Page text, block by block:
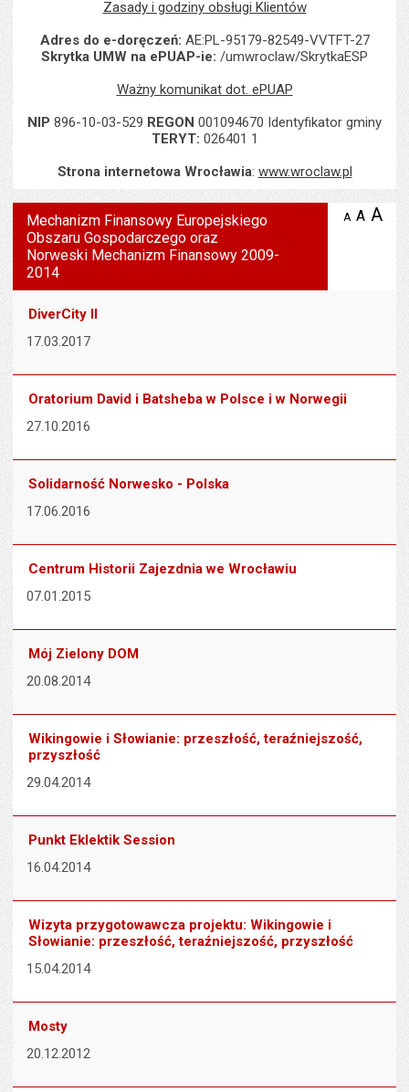
Zasady i godziny obsługi Klientów
Adres do e-doręczeń: AE:PL-95179-82549-VVTFT-27
Skrytka UMW na ePUAP-ie: /umwroclaw/SkrytkaESP
Ważny komunikat dot. ePUAP
NIP 896-10-03-529 REGON 001094670 Identyfikator gminy
TERYT: 026401 1
Strona internetowa Wrocławia: www.wroclaw.pl
Wyświetlono artykuł "Mechanizm Finansowy Europejskiego
Mechanizm Finansowy Europejskiego
Obszaru Gospodarczego oraz
Norweski Mechanizm Finansowy 2009-
2014
A zmniejsz
A A
DiverCity II
17.03.2017
Oratorium David i Batsheba w Polsce i w Norwegii
27.10.2016
Solidarność Norwesko - Polska
17.06.2016
Centrum Historii Zajezdnia we Wrocławiu
07.01.2015
Mój Zielony DOM
20.08.2014
Wikingowie i Słowianie: przeszłość, teraźniejszość,
przyszłość
29.04.2014
Punkt Eklektik Session
16.04.2014
Wizyta przygotowawcza projektu: Wikingowie i
Słowianie: przeszłość, teraźniejszość, przyszłość
15.04.2014
Mosty
20.12.2012